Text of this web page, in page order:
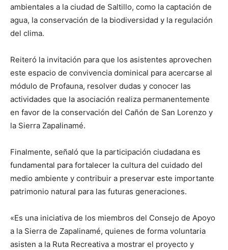
ambientales a la ciudad de Saltillo, como la captación de
agua, la conservación de la biodiversidad y la regulación
del clima.
Reiteró la invitación para que los asistentes aprovechen
este espacio de convivencia dominical para acercarse al
módulo de Profauna, resolver dudas y conocer las
actividades que la asociación realiza permanentemente
en favor de la conservación del Cañón de San Lorenzo y
la Sierra Zapalinamé.
Finalmente, señaló que la participación ciudadana es
fundamental para fortalecer la cultura del cuidado del
medio ambiente y contribuir a preservar este importante
patrimonio natural para las futuras generaciones.
«Es una iniciativa de los miembros del Consejo de Apoyo
a la Sierra de Zapalinamé, quienes de forma voluntaria
asisten a la Ruta Recreativa a mostrar el proyecto y